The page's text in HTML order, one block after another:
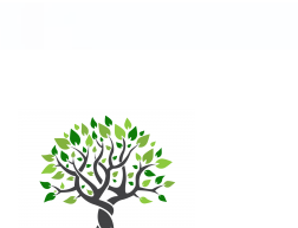
Plante pentru garduri vii
Plante pentru stâncării